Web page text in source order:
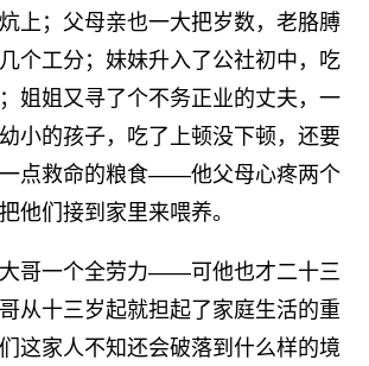
上；父母亲也一大把岁数，老胳膊
个工分；妹妹升入了公社初中，吃
姐姐又寻了个不务正业的丈夫，一
小的孩子，吃了上顿没下顿，还要
点救命的粮食——他父母心疼两个
他们接到家里来喂养。
哥一个全劳力——可他也才二十三
从十三岁起就担起了家庭生活的重
这家人不知还会破落到什么样的境